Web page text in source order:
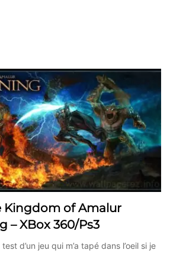
Kingdom of Amalur
– XBox 360/Ps3
d’un jeu qui m’a tapé dans l’oeil si je